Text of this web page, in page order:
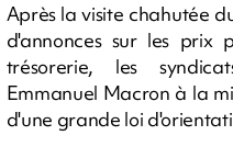
Après la visite chahutée
d'annonces sur les prix
trésorerie, les
Emmanuel Macron à la
d'une grande loi